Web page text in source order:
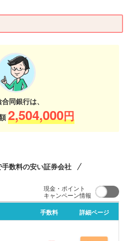
同銀行は、
2,504,000円
数料の安い証券会社
現金・ポイント
キャンペーン情報
手数料
詳細ページ